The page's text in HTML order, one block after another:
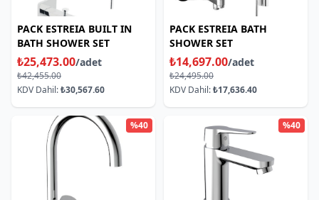
PACK ESTREIA BUILT IN
BATH SHOWER SET
₺25,473.00/adet
₺42,455.00
KDV Dahil:₺30,567.60
PACK ESTREIA BATH
SHOWER SET
₺14,697.00/adet
₺24,495.00
KDV Dahil:₺17,636.40
%40 %40